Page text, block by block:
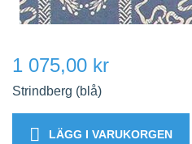
1 075,00 kr
Strindberg (blå)
LÄGG I VARUKORGEN